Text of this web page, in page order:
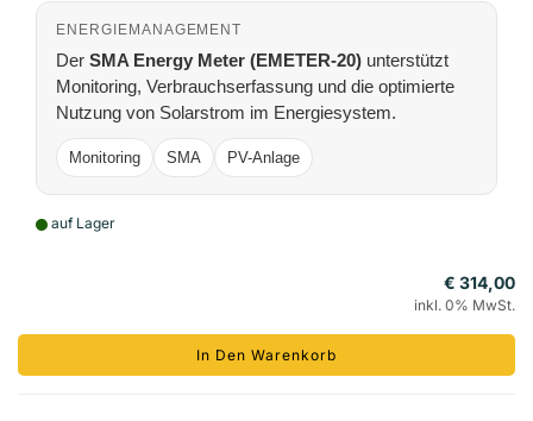
ENERGIEMANAGEMENT
Der SMA Energy Meter (EMETER-20) unterstützt
Monitoring, Verbrauchserfassung und die optimierte
Nutzung von Solarstrom im Energiesystem.
Monitoring SMA PV-Anlage
auf Lager
€ 314,00
inkl. 0% MwSt.
In Den Warenkorb